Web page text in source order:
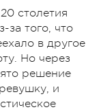
столетия
за того, что
в другое
Но через
решение
и